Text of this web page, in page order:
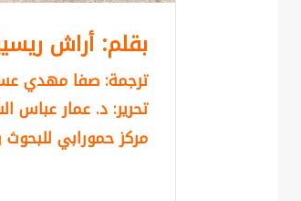
بقلم: أراش
ترجمة: صفا مهدي
تحرير: د. عمار عباس
مركز حمورابي للبحوث